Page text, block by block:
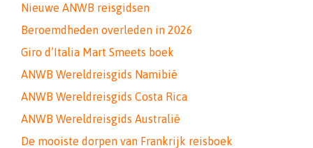
Nieuwe ANWB reisgidsen
Beroemdheden overleden in 2026
Giro d’Italia Mart Smeets boek
ANWB Wereldreisgids Namibië
ANWB Wereldreisgids Costa Rica
ANWB Wereldreisgids Australië
De mooiste dorpen van Frankrijk reisboek